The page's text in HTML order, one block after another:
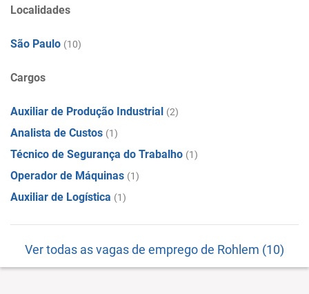
Localidades
São Paulo (10)
Cargos
Auxiliar de Produção Industrial (2)
Analista de Custos (1)
Técnico de Segurança do Trabalho (1)
Operador de Máquinas (1)
Auxiliar de Logística (1)
Ver todas as vagas de emprego de Rohlem (10)